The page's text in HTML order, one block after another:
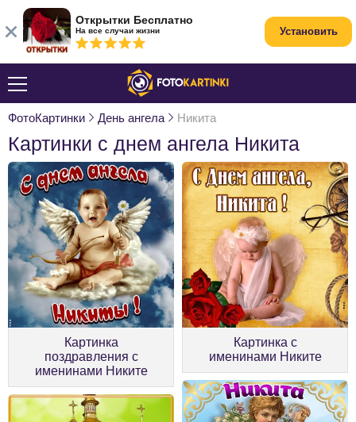
ФотоКартинки День ангела Никита
Картинки с днем ангела Никита
Картинка
поздравления с
именинами Никите
Картинка с
именинами Никите
Открытки Бесплатно
На все случаи жизни Установить